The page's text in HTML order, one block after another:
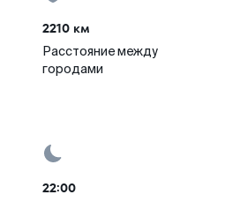
2210 км
Расстояние между
городами
22:00